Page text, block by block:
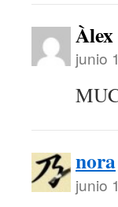
Àlex
junio
nora
junio